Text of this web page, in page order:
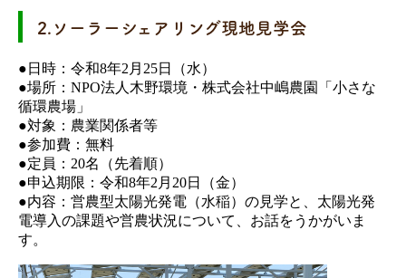
2.ソーラーシェアリング現地見学会
●日時：令和8年2月25日（水）
●場所：NPO法人木野環境・株式会社中嶋農園「小さな
循環農場」
●対象：農業関係者等
●参加費：無料
●定員：20名（先着順）
●申込期限：令和8年2月20日（金）
●内容：営農型太陽光発電（水稲）の見学と、太陽光発
電導入の課題や営農状況について、お話をうかがいま
す。